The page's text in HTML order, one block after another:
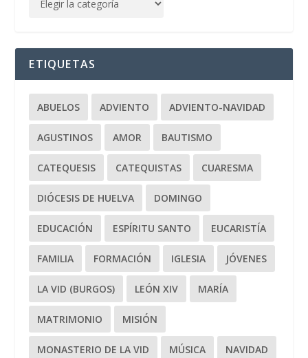
ETIQUETAS
ABUELOS ADVIENTO ADVIENTO-NAVIDAD
AGUSTINOS AMOR BAUTISMO
CATEQUESIS CATEQUISTAS CUARESMA
DIÓCESIS DE HUELVA DOMINGO
EDUCACIÓN ESPÍRITU SANTO EUCARISTÍA
FAMILIA FORMACIÓN IGLESIA JÓVENES
LA VID (BURGOS) LEÓN XIV MARÍA
MATRIMONIO MISIÓN
MONASTERIO DE LA VID MÚSICA NAVIDAD